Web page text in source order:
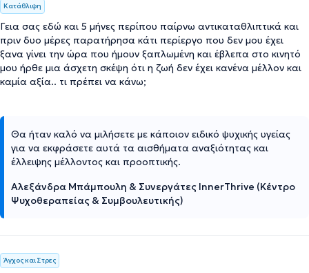
Κατάθλιψη
Γεια σας εδώ και 5 μήνες περίπου παίρνω αντικαταθλιπτικά και
πριν δυο μέρες παρατήρησα κάτι περίεργο που δεν μου έχει
ξανα γίνει την ώρα που ήμουν ξαπλωμένη και έβλεπα στο κινητό
μου ήρθε μια άσχετη σκέψη ότι η ζωή δεν έχει κανένα μέλλον και
καμία αξία.. τι πρέπει να κάνω;
Θα ήταν καλό να μιλήσετε με κάποιον ειδικό ψυχικής υγείας
για να εκφράσετε αυτά τα αισθήματα αναξιότητας και
έλλειψης μέλλοντος και προοπτικής.
Αλεξάνδρα Μπάμπουλη & Συνεργάτες InnerThrive (Κέντρο
Ψυχοθεραπείας & Συμβουλευτικής)
Άγχος και Στρες